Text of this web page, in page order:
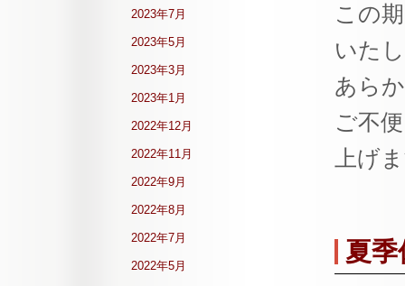
この
いた
あら
ご不
上げ
夏
2023年7月
2023年5月
2023年3月
2023年1月
2022年12月
2022年11月
2022年9月
2022年8月
2022年7月
2022年5月